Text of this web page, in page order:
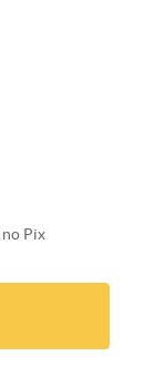
no Pix